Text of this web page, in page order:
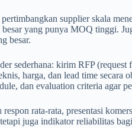
supplier skala
yang punya MOQ tinggi.
besar.
sederhana: kirim RFP (request
harga, dan lead time
dan evaluation criteria agar
rata-rata, presentasi
juga indikator reliabilitas